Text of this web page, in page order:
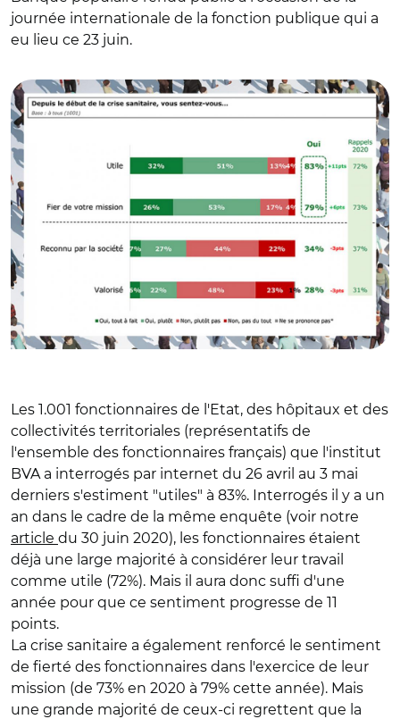
journée internationale de la fonction publique qui a
eu lieu ce 23 juin.
Les 1.001 fonctionnaires de l'Etat, des hôpitaux et des
collectivités territoriales (représentatifs de
l'ensemble des fonctionnaires français) que l'institut
BVA a interrogés par internet du 26 avril au 3 mai
derniers s'estiment "utiles" à 83%. Interrogés il y a un
an dans le cadre de la même enquête (voir notre
article du 30 juin 2020), les fonctionnaires étaient
déjà une large majorité à considérer leur travail
comme utile (72%). Mais il aura donc suffi d'une
année pour que ce sentiment progresse de 11
points.
La crise sanitaire a également renforcé le sentiment
de fierté des fonctionnaires dans l'exercice de leur
mission (de 73% en 2020 à 79% cette année). Mais
une grande majorité de ceux-ci regrettent que la